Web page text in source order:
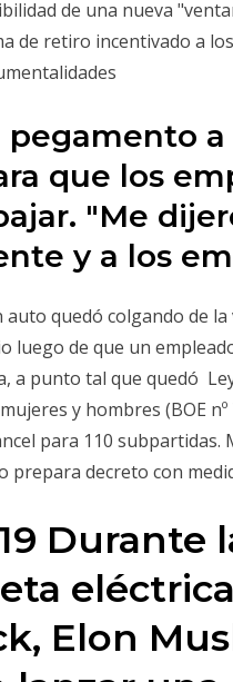
de una nueva
de retiro incentivado a
a
que los
"Me
y a los
auto quedó colgando de
luego de que un
a punto tal que quedó
y hombres (BOE
para 110 subpartidas.
prepara decreto con
Durante
Elon